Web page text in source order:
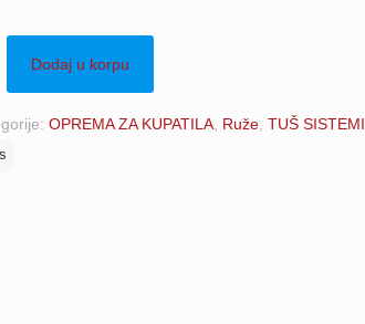
Dodaj u korpu
OPREMA ZA KUPATILA Ruže TUŠ SISTEMI